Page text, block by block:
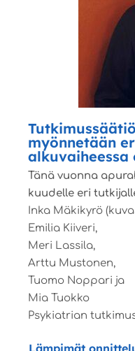
myönnetään
Tänä vuonna
kuudelle eri
Inka Mäkikyrö
Emilia Kiiveri,
Meri Lassila,
Arttu Mustonen,
Tuomo Noppari ja
Mia Tuokko
Psykiatrian
Lämpimät